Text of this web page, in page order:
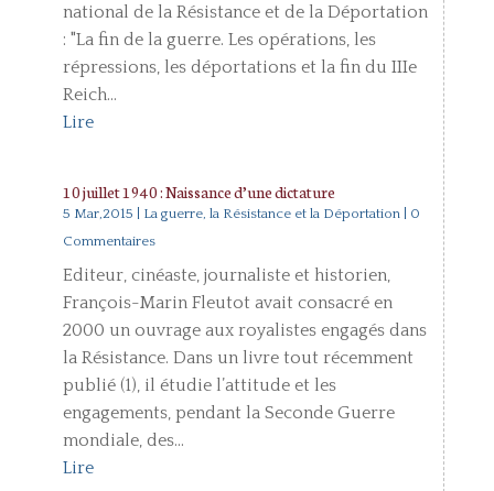
national de la Résistance et de la Déportation
: "La fin de la guerre. Les opérations, les
répressions, les déportations et la fin du IIIe
Reich...
Lire
10 juillet 1940 : Naissance d’une dictature
5 Mar,2015 La guerre, la Résistance et la Déportation| 0
Commentaires
Editeur, cinéaste, journaliste et historien,
François-Marin Fleutot avait consacré en
2000 un ouvrage aux royalistes engagés dans
la Résistance. Dans un livre tout récemment
publié (1), il étudie l’attitude et les
engagements, pendant la Seconde Guerre
mondiale, des...
Lire